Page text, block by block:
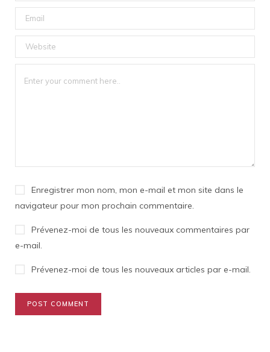
Enregistrer mon nom, mon e-mail et mon site dans le
navigateur pour mon prochain commentaire.
Prévenez-moi de tous les nouveaux commentaires par
e-mail.
Prévenez-moi de tous les nouveaux articles par e-mail.